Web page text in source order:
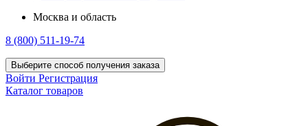
Москва и область
8 (800) 511-19-74
Выберите способ получения заказа
Войти Регистрация
Каталог товаров